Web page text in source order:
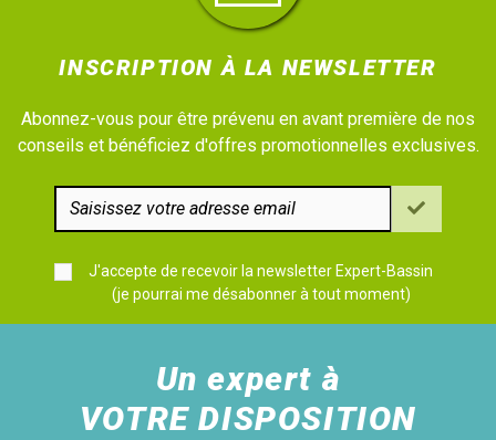
INSCRIPTION À LA NEWSLETTER
Abonnez-vous pour être prévenu en avant première de nos
conseils et bénéficiez d'offres promotionnelles exclusives.
J'accepte de recevoir la newsletter Expert-Bassin
(je pourrai me désabonner à tout moment)
Un expert à
VOTRE DISPOSITION